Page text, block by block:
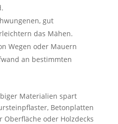
gut
das Mähen.
Wegen oder Mauern
an bestimmten
Materialien spart
Betonplatten
oder Holzdecks